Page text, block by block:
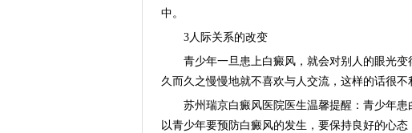
中。
3人际关系的改变
青少年一旦患上白癜风，就会对别人的眼光变
久而久之慢慢地就不喜欢与人交流，这样的话很不
苏州瑞京白癜风医院医生温馨提醒：青少年患
以青少年要预防白癜风的发生，要保持良好的心